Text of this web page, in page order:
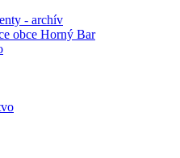
- archív
obce Horný Bar